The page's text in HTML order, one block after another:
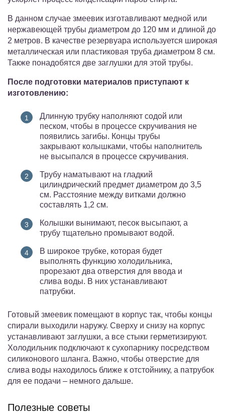
В данном случае змеевик изготавливают медной или
нержавеющей трубы диаметром до 120 мм и длиной до
2 метров. В качестве резервуара используется широкая
металлическая или пластиковая труба диаметром 8 см.
Также понадобятся две заглушки для этой трубы.
После подготовки материалов приступают к
изготовлению:
Длинную трубку наполняют содой или
песком, чтобы в процессе скручивания не
появились загибы. Концы трубы
закрывают колышками, чтобы наполнитель
не высыпался в процессе скручивания.
Трубу наматывают на гладкий
цилиндрический предмет диаметром до 3,5
см. Расстояние между витками должно
составлять 1,2 см.
Колышки вынимают, песок высыпают, а
трубу тщательно промывают водой.
В широкое трубке, которая будет
выполнять функцию холодильника,
прорезают два отверстия для ввода и
слива воды. В них устанавливают
патрубки.
Готовый змеевик помещают в корпус так, чтобы концы
спирали выходили наружу. Сверху и снизу на корпус
устанавливают заглушки, а все стыки герметизируют.
Холодильник подключают к сухопарнику посредством
силиконового шланга. Важно, чтобы отверстие для
слива воды находилось ближе к отстойнику, а патрубок
для ее подачи – немного дальше.
Полезные советы